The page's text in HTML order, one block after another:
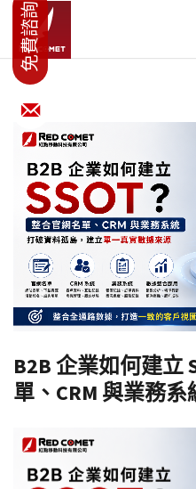
B2B 企業如何建立
單、CRM 與業務系